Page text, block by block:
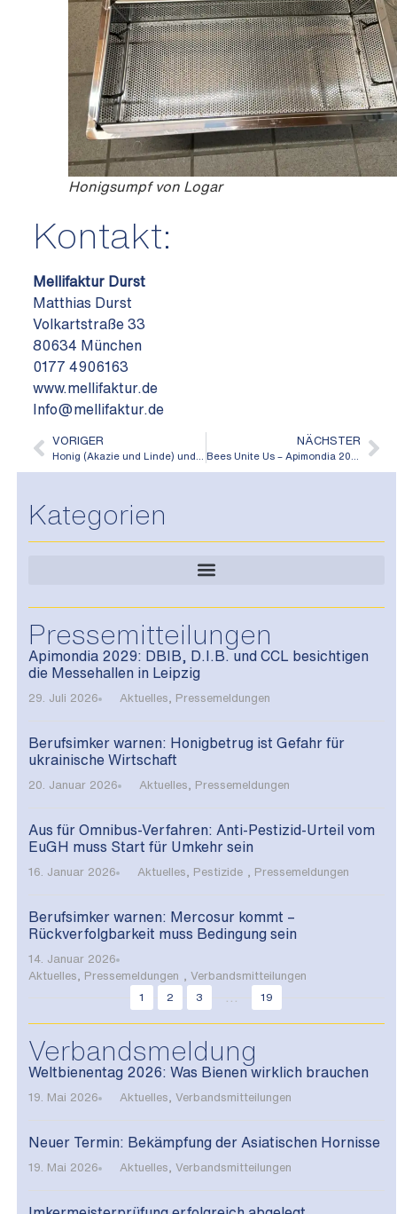
Honigsumpf von Logar
Kontakt:
Mellifaktur Durst
Matthias Durst
Volkartstraße 33
80634 München
0177 4906163
www.mellifaktur.de
Info@mellifaktur.de
VORIGER NÄCHSTER
Kategorien
Pressemitteilungen
Apimondia 2029: DBIB, D.I.B. und CCL besichtigen
die Messehallen in Leipzig
29. Juli 2026 Aktuelles Pressemeldungen
Berufsimker warnen: Honigbetrug ist Gefahr für
ukrainische Wirtschaft
20. Januar 2026 Aktuelles Pressemeldungen
Aus für Omnibus-Verfahren: Anti-Pestizid-Urteil vom
EuGH muss Start für Umkehr sein
16. Januar 2026 Aktuelles Pestizide Pressemeldungen
Berufsimker warnen: Mercosur kommt –
Rückverfolgbarkeit muss Bedingung sein
14. Januar 2026
Aktuelles
Pressemeldungen
Verbandsmitteilungen
1
2 3 19
Verbandsmeldung
Weltbienentag 2026: Was Bienen wirklich brauchen
19. Mai 2026 Aktuelles Verbandsmitteilungen
Neuer Termin: Bekämpfung der Asiatischen Hornisse
19. Mai 2026 Aktuelles Verbandsmitteilungen